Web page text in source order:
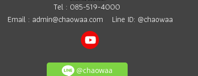
Tel : 085-519-4000
Email : admin@chaowaa.com Line ID: @chaowaa
@chaowaa